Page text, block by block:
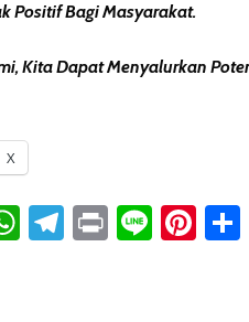
Positif Bagi Masyarakat.
Kita Dapat Menyalurkan
X
WhatsApp
Telegram
PrintLine